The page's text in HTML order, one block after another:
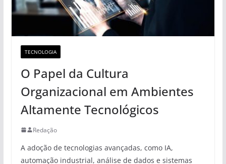
TECNOLOGIA
O Papel da Cultura
Organizacional em Ambientes
Altamente Tecnológicos
Redação
A adoção de tecnologias avançadas, como IA,
automação industrial, análise de dados e sistemas